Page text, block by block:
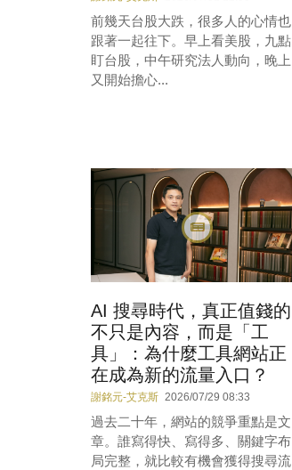
前幾天台股大跌，很多人的心情也
跟著一起往下。早上看美股，九點
盯台股，中午研究法人動向，晚上
又開始擔心...
AI 搜尋時代，真正值錢的
不只是內容，而是「工
具」：為什麼工具網站正
在成為新的流量入口？
謝銘元-艾克斯 2026/07/29 08:33
過去二十年，網站的競爭重點是文
章。誰寫得快、寫得多、關鍵字布
局完整，就比較有機會獲得搜尋流